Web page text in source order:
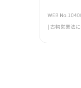
WEB
[ 古物営業法